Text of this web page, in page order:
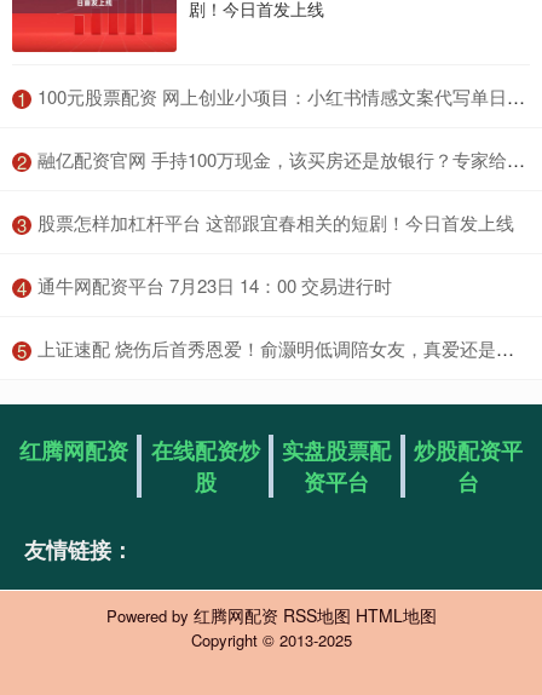
剧！今日首发上线
1 ​100元股票配资 网上创业小项目：小红书情感文案代写单日收益能到698_内容_操作_指令
2 ​融亿配资官网 手持100万现金，该买房还是放银行？专家给出两点建议是否可行？_大中城市_房地产市场_房价
3 ​股票怎样加杠杆平台 这部跟宜春相关的短剧！今日首发上线
4 ​通牛网配资平台 7月23日 14：00 交易进行时
5 ​上证速配 烧伤后首秀恩爱！俞灏明低调陪女友，真爱还是炒作？_王晓晨_陕西_珍珠
红腾网配资
在线配资炒
股
实盘股票配
资平台
炒股配资平
台
友情链接：
Powered by 红腾网配资 RSS地图 HTML地图
Copyright © 2013-2025